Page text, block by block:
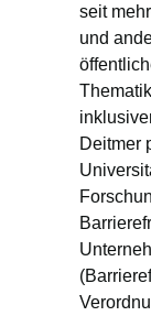
seit
und
Deitmer